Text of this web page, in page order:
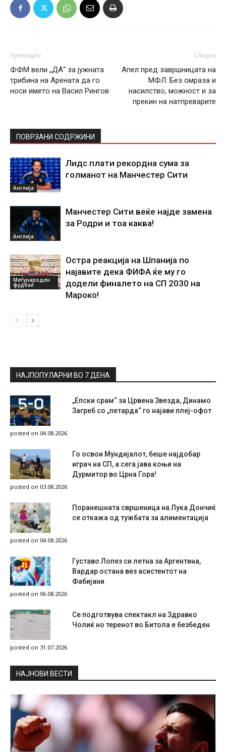
Претходно
ФФМ вели „ДА“ за јужната
трибина на Арената да го
носи името на Васил Рингов
Следно
Апел пред завршницата на
МФЛ: Без омраза и
насилство, можност и за
прекин на натпреварите
ПОВРЗАНИ СОДРЖИНИ
Англија
Лидс плати рекордна сума за
голманот на Манчестер Сити
Англија
Манчестер Сити веќе најде замена
за Родри и тоа каква!
Меѓународен
фудбал
Остра реакција на Шпанија по
најавите дека ФИФА ќе му го
додели финалето на СП 2030 на
Мароко!
НАЈПОПУЛАРНИ ВО 7 ДЕНА
„Епски срам“ за Црвена Звезда, Динамо
Загреб со „петарда“ го најави плеј-офот
posted on 04.08.2026
Го освои Мундијалот, беше најдобар
играч на СП, а сега јава коњи на
Дурмитор во Црна Гора!
posted on 03.08.2026
Поранешната свршеница на Лука Дончиќ
се откажа од тужбата за алиментација
posted on 04.08.2026
Густаво Лопез си летна за Аргентина,
Вардар остана вез асистентот на
Фабијани
posted on 06.08.2026
Се подготвува спектакл на Здравко
Чолиќ но теренот во Битола е безбеден
posted on 31.07.2026
НAЈНОВИ ВЕСТИ